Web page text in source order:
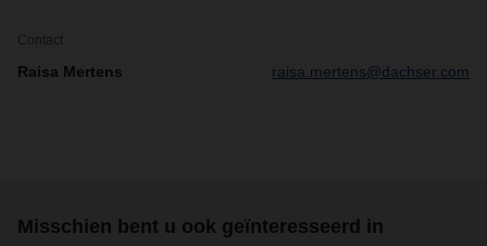
Contact
Raisa Mertens raisa.mertens@dachser.com
Misschien bent u ook geïnteresseerd in